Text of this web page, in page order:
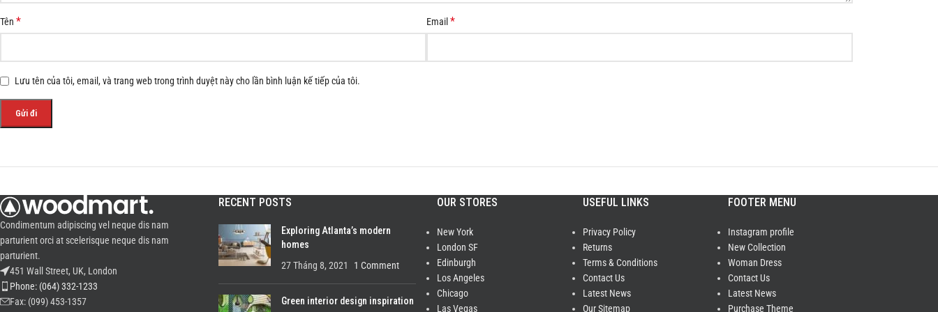
Tên * Email *
Lưu tên của tôi, email, và trang web trong trình duyệt này cho lần bình luận kế tiếp của tôi.
Condimentum adipiscing vel neque dis nam
parturient orci at scelerisque neque dis nam
parturient.
451 Wall Street, UK, London
Phone: (064) 332-1233
Fax: (099) 453-1357
RECENT POSTS
Exploring Atlanta’s modern
homes
27 Tháng 8, 2021
1 Comment
Green interior design inspiration
OUR STORES
New York
London SF
Edinburgh
Los Angeles
Chicago
Las Vegas
USEFUL LINKS
Privacy Policy
Returns
Terms & Conditions
Contact Us
Latest News
Our Sitemap
FOOTER MENU
Instagram profile
New Collection
Woman Dress
Contact Us
Latest News
Purchase Theme